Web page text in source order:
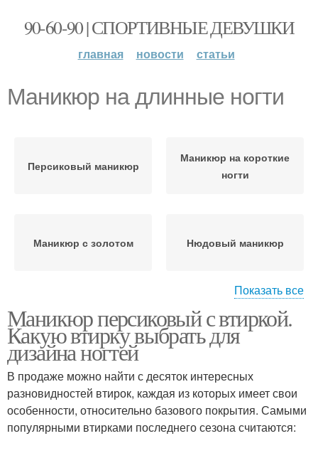
90-60-90 | СПОРТИВНЫЕ ДЕВУШКИ
главная новости статьи
Маникюр на длинные ногти
Персиковый маникюр
Маникюр на короткие
ногти
Маникюр с золотом Нюдовый маникюр
Маникюр с рисунком
Показать все
Маникюр персиковый с втиркой.
Какую втирку выбрать для
дизайна ногтей
В продаже можно найти с десяток интересных
разновидностей втирок, каждая из которых имеет свои
особенности, относительно базового покрытия. Самыми
популярными втирками последнего сезона считаются: